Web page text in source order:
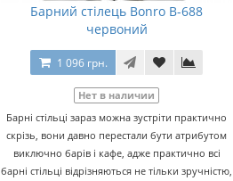
Барний стілець Bonro B-688
червоний
1 096 грн.
Нет в наличии
Барні стільці зараз можна зустріти практично
скрізь, вони давно перестали бути атрибутом
виключно барів і кафе, адже практично всі
барні стільці відрізняються не тільки зручністю,